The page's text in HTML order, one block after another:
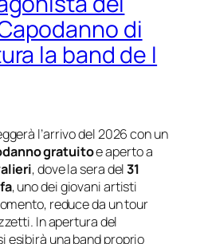
di
la band de I
l’arrivo del 2026 con un
gratuitoe aperto a
, dove la sera del31
, uno dei giovani artisti
reduce da un tour
In apertura del
esibirà una band proprio